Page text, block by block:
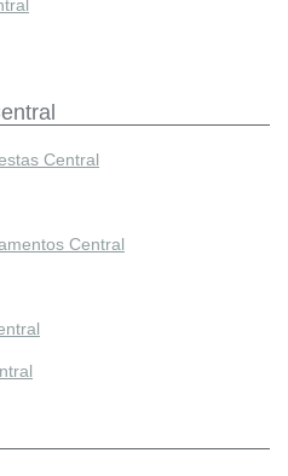
Central
Central